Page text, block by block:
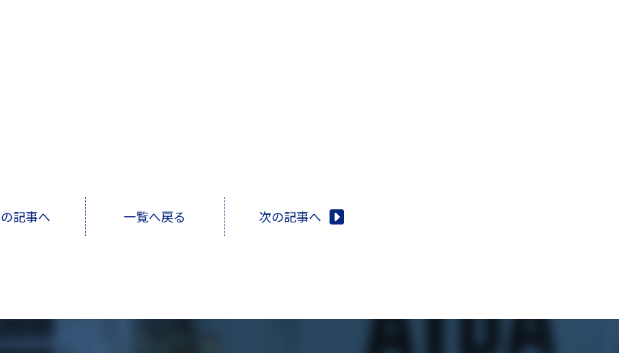
記事へ 一覧へ戻る 次の記事へ